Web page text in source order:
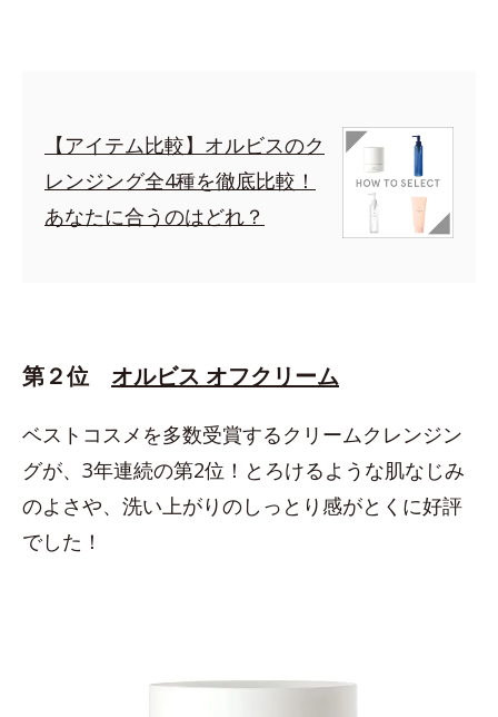
【アイテム比較】オルビスのク
レンジング全4種を徹底比較！
あなたに合うのはどれ？
第２位 オルビス オフクリーム
ベストコスメを多数受賞するクリームクレンジン
グが、3年連続の第2位！とろけるような肌なじみ
のよさや、洗い上がりのしっとり感がとくに好評
でした！